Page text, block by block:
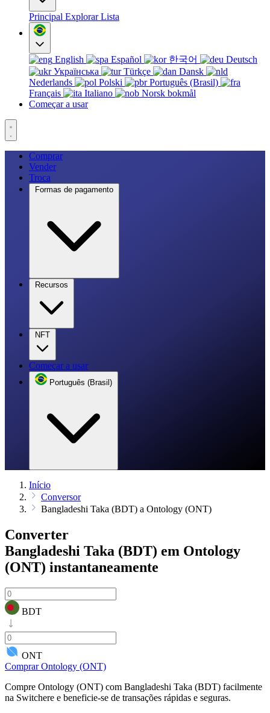
Principal ExplorarLista
English Español 한국어
Deutsch
Українська
Türkçe
Dansk
Nederlands
Polski
Português (Brasil)
Français
Italiano
Norsk bokmål
Começar a usar
Comprar
Vender
Troca
Formas de pagamento
Recursos
NFT
Começar a usar
Português (Brasil)
Início
Conversor
Bangladeshi Taka (BDT) a Ontology (ONT)
Converter
Bangladeshi Taka (BDT) em Ontology
(ONT) instantaneamente
BDT
ONT
Comprar Ontology (ONT)
Compre Ontology (ONT) com Bangladeshi Taka (BDT) facilmente
na Switchere e beneficie-se de transações rápidas e seguras.